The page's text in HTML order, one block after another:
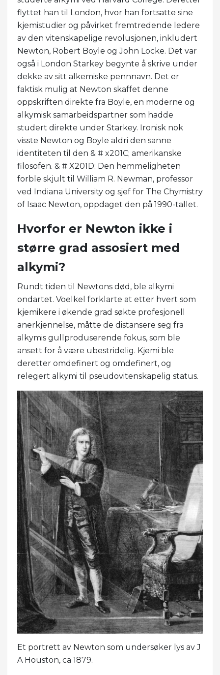
flyttet han til London, hvor han fortsatte sine
kjemistudier og påvirket fremtredende ledere
av den vitenskapelige revolusjonen, inkludert
Newton, Robert Boyle og John Locke. Det var
også i London Starkey begynte å skrive under
dekke av sitt alkemiske pennnavn. Det er
faktisk mulig at Newton skaffet denne
oppskriften direkte fra Boyle, en moderne og
alkymisk samarbeidspartner som hadde
studert direkte under Starkey. Ironisk nok
visste Newton og Boyle aldri den sanne
identiteten til den & # x201C; amerikanske
filosofen. & # X201D; Den hemmeligheten
forble skjult til William R. Newman, professor
ved Indiana University og sjef for The Chymistry
of Isaac Newton, oppdaget den på 1990-tallet.
Hvorfor er Newton ikke i
større grad assosiert med
alkymi?
Rundt tiden til Newtons død, ble alkymi
ondartet. Voelkel forklarte at etter hvert som
kjemikere i økende grad søkte profesjonell
anerkjennelse, måtte de distansere seg fra
alkymis gullproduserende fokus, som ble
ansett for å være ubestridelig. Kjemi ble
deretter omdefinert og omdefinert, og
relegert alkymi til pseudovitenskapelig status.
Et portrett av Newton som undersøker lys av J
A Houston, ca 1879.